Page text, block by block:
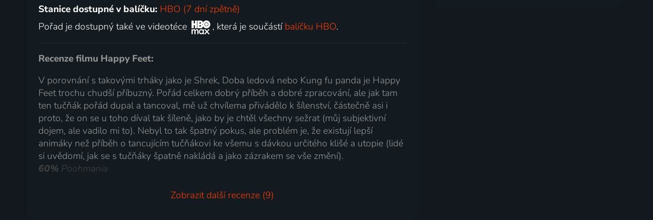
Stanice dostupné v balíčku: HBO (7 dní zpětně)
Pořad je dostupný také ve videotéce
, která je součástíbalíčku HBO.
Recenze filmu Happy Feet:
V porovnání s takovými trháky jako je Shrek, Doba ledová nebo Kung fu panda je Happy
Feet trochu chudší příbuzný. Pořád celkem dobrý příběh a dobré zpracování, ale jak tam
ten tučňák pořád dupal a tancoval, mě už chvílema přivádělo k šílenství, částečně asi i
proto, že on se u toho díval tak šíleně, jako by je chtěl všechny sežrat (můj subjektivní
dojem, ale vadilo mi to). Nebyl to tak špatný pokus, ale problém je, že existují lepší
animáky než příběh o tancujícím tučňákovi ke všemu s dávkou určitého klišé a utopie (lidé
si uvědomí, jak se s tučňáky špatně nakládá a jako zázrakem se vše změní).
60% Poohmania
Zobrazit další recenze (9)